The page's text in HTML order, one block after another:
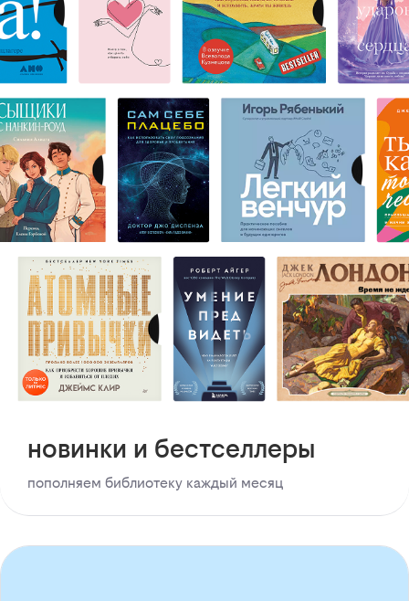
новинки и бестселлеры
пополняем библиотеку каждый месяц